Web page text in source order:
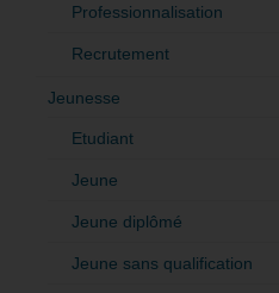
Professionnalisation
Recrutement
Jeunesse
Etudiant
Jeune
Jeune diplômé
Jeune sans qualification